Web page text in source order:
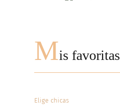
Mis favoritas
Elige chicas